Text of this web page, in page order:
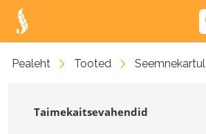
Kliendiportaal
Pealeht Tooted Seemnekartul
Taimekaitsevahendid